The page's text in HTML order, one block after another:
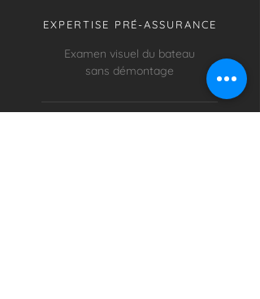
EXPERTISE PRÉ-ASSURANCE
Examen visuel du bateau
sans démontage